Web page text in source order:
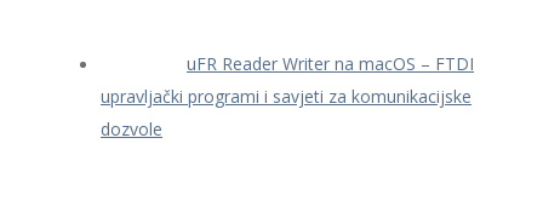
uFR Reader Writer na macOS – FTDI
upravljački programi i savjeti za komunikacijske
dozvole